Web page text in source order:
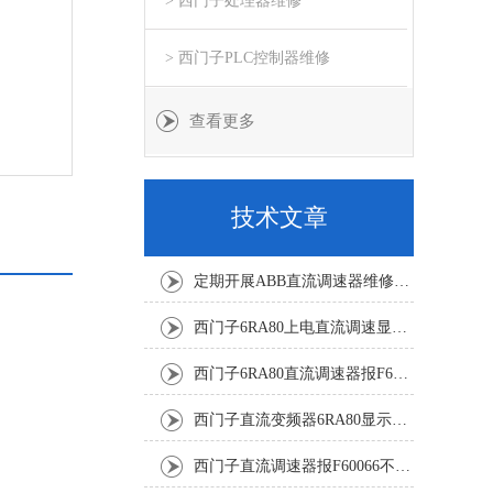
> 西门子PLC控制器维修
查看更多
技术文章
定期开展ABB直流调速器维修与故障修复降低工业生产的故障风险
西门子6RA80上电直流调速显示F60068修复解决
西门子6RA80直流调速器报F60161修复方法有
西门子直流变频器6RA80显示报F60097代码修复
西门子直流调速器报F60066不能复位修复解决